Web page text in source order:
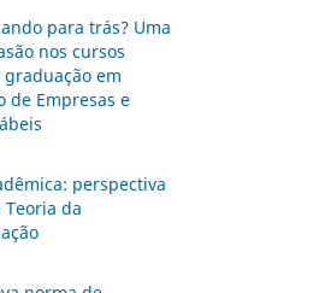
para trás? Uma
nos cursos
em
de Empresas e
perspectiva
Teoria da